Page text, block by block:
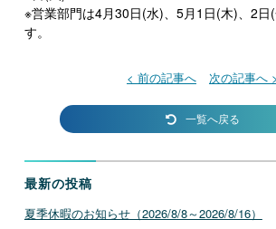
※営業部門は4月30日(水)、5月1日(木)、2日
す。
< 前の記事へ 次の記事へ >
一覧へ戻る
最新の投稿
夏季休暇のお知らせ（2026/8/8～2026/8/16）